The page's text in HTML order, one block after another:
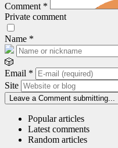
Comment *
Private comment
Name *
🎲
Email *
Site
Leave a Comment submitting...
Popular articles
Latest comments
Random articles